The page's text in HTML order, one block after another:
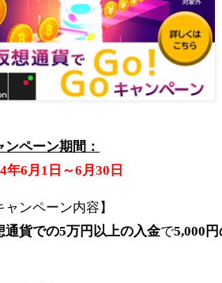
ンペーン期間：
年6月1日～6月30日
ャンペーン内容】
通貨での5万円以上の入金で5,000